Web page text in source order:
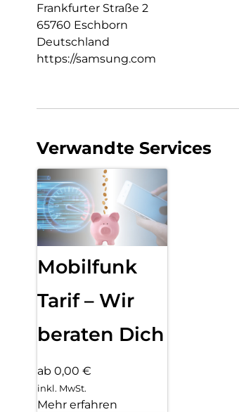
Frankfurter Straße 2
65760 Eschborn
Deutschland
https://samsung.com
Verwandte Services
Mobilfunk
Tarif – Wir
beraten Dich
ab 0,00 €
inkl. MwSt.
Mehr erfahren